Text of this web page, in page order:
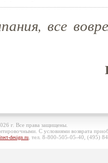
все
г. Все права защищены.
С условиями возврата
design.ru , тел. 8-800-505-05-40, (495)